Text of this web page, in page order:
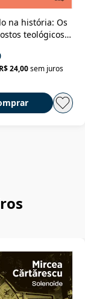
na história: Os
teológicos
R$ 24,00 sem juros